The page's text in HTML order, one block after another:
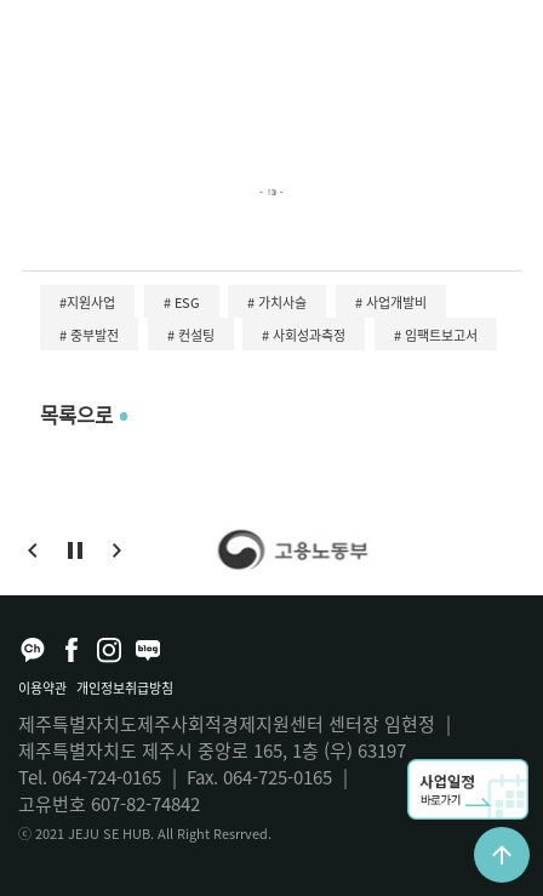
#지원사업 # ESG # 가치사슬
# 사업개발비
# 중부발전
# 컨설팅 # 사회성과측정 # 임팩트보고서
목록으로
이용약관 개인정보취급방침
제주특별자치도제주사회적경제지원센터 센터장 임현정 |
제주특별자치도 제주시 중앙로 165, 1층 (우) 63197
Tel. 064-724-0165 | Fax. 064-725-0165 |
고유번호 607-82-74842
ⓒ 2021 JEJU SE HUB. All Right Resrrved.